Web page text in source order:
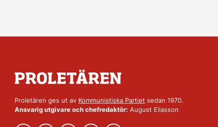
Proletären ges ut av Kommunistiska Partiet sedan 1970.
Ansvarig utgivare och chefredaktör: August Eliasson